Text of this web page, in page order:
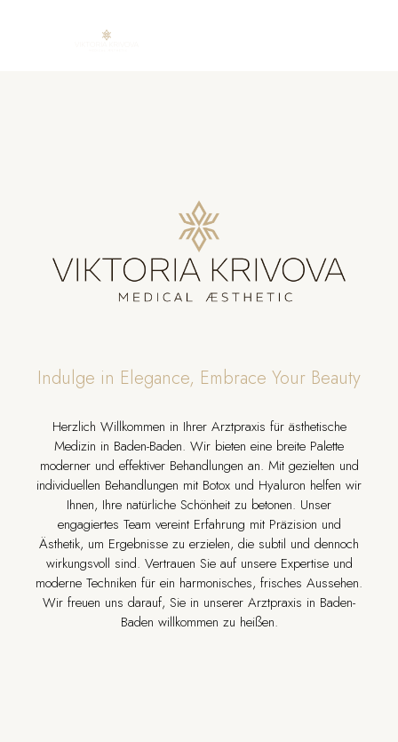
Indulge in Elegance, Embrace Your Beauty
Herzlich Willkommen in Ihrer Arztpraxis für ästhetische
Medizin in Baden-Baden. Wir bieten eine breite Palette
moderner und effektiver Behandlungen an. Mit gezielten und
individuellen Behandlungen mit Botox und Hyaluron helfen wir
Ihnen, Ihre natürliche Schönheit zu betonen. Unser
engagiertes Team vereint Erfahrung mit Präzision und
Ästhetik, um Ergebnisse zu erzielen, die subtil und dennoch
wirkungsvoll sind. Vertrauen Sie auf unsere Expertise und
moderne Techniken für ein harmonisches, frisches Aussehen.
Wir freuen uns darauf, Sie in unserer Arztpraxis in Baden-
Baden willkommen zu heißen.